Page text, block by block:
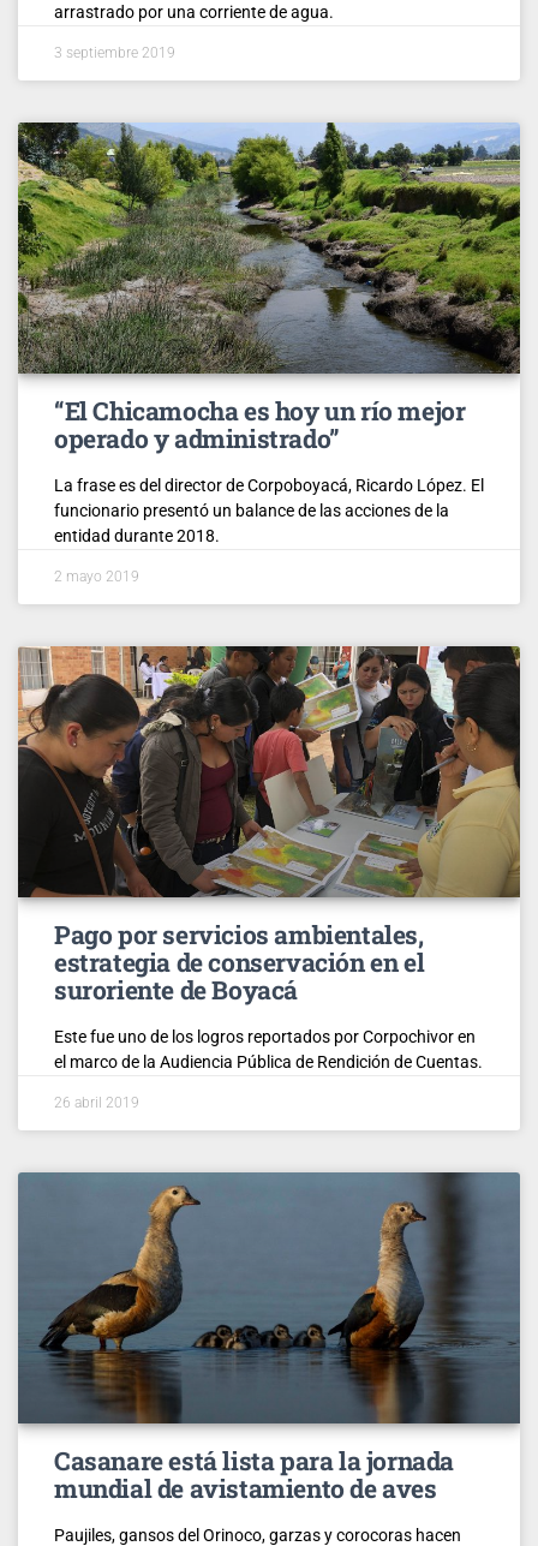
arrastrado por una corriente de agua.
3 septiembre 2019
“El Chicamocha es hoy un río mejor
operado y administrado”
La frase es del director de Corpoboyacá, Ricardo López. El
funcionario presentó un balance de las acciones de la
entidad durante 2018.
2 mayo 2019
Pago por servicios ambientales,
estrategia de conservación en el
suroriente de Boyacá
Este fue uno de los logros reportados por Corpochivor en
el marco de la Audiencia Pública de Rendición de Cuentas.
26 abril 2019
Casanare está lista para la jornada
mundial de avistamiento de aves
Paujiles, gansos del Orinoco, garzas y corocoras hacen